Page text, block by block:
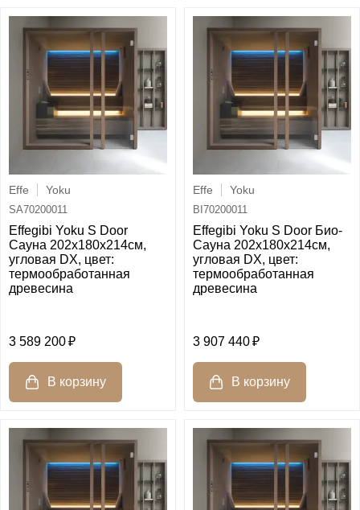
Effe Yoku
SA70200011
Effegibi Yoku S Door
Сауна 202x180х214см,
угловая DX, цвет:
термообработанная
древесина
3 589 200
Effe Yoku
BI70200011
Effegibi Yoku S Door Био-
Сауна 202x180х214см,
угловая DX, цвет:
термообработанная
древесина
3 907 440